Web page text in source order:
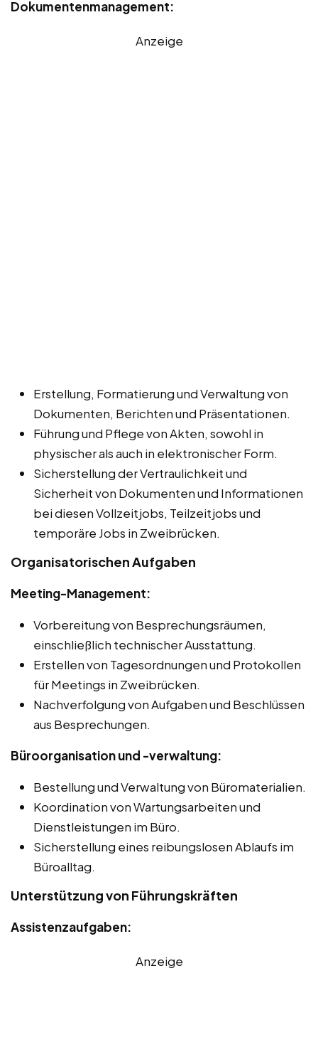
Dokumentenmanagement:
Anzeige
Erstellung, Formatierung und Verwaltung von
Dokumenten, Berichten und Präsentationen.
Führung und Pflege von Akten, sowohl in
physischer als auch in elektronischer Form.
Sicherstellung der Vertraulichkeit und
Sicherheit von Dokumenten und Informationen
bei diesen Vollzeitjobs, Teilzeitjobs und
temporäre Jobs in Zweibrücken.
Organisatorischen Aufgaben
Meeting-Management:
Vorbereitung von Besprechungsräumen,
einschließlich technischer Ausstattung.
Erstellen von Tagesordnungen und Protokollen
für Meetings in Zweibrücken.
Nachverfolgung von Aufgaben und Beschlüssen
aus Besprechungen.
Büroorganisation und -verwaltung:
Bestellung und Verwaltung von Büromaterialien.
Koordination von Wartungsarbeiten und
Dienstleistungen im Büro.
Sicherstellung eines reibungslosen Ablaufs im
Büroalltag.
Unterstützung von Führungskräften
Assistenzaufgaben:
Anzeige